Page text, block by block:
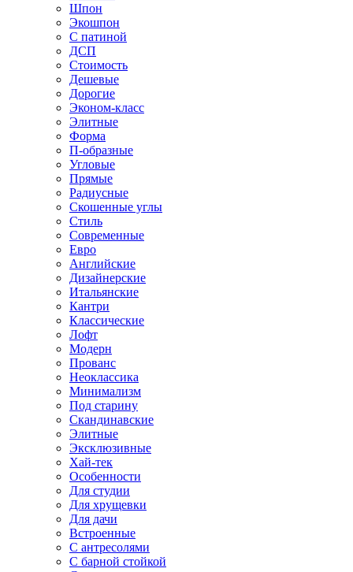
Шпон
Экошпон
С патиной
ДСП
Стоимость
Дешевые
Дорогие
Эконом-класс
Элитные
Форма
П-образные
Угловые
Прямые
Радиусные
Скошенные углы
Стиль
Современные
Евро
Английские
Дизайнерские
Итальянские
Кантри
Классические
Лофт
Модерн
Прованс
Неоклассика
Минимализм
Под старину
Скандинавские
Элитные
Эксклюзивные
Хай-тек
Особенности
Для студии
Для хрущевки
Для дачи
Встроенные
С антресолями
С барной стойкой